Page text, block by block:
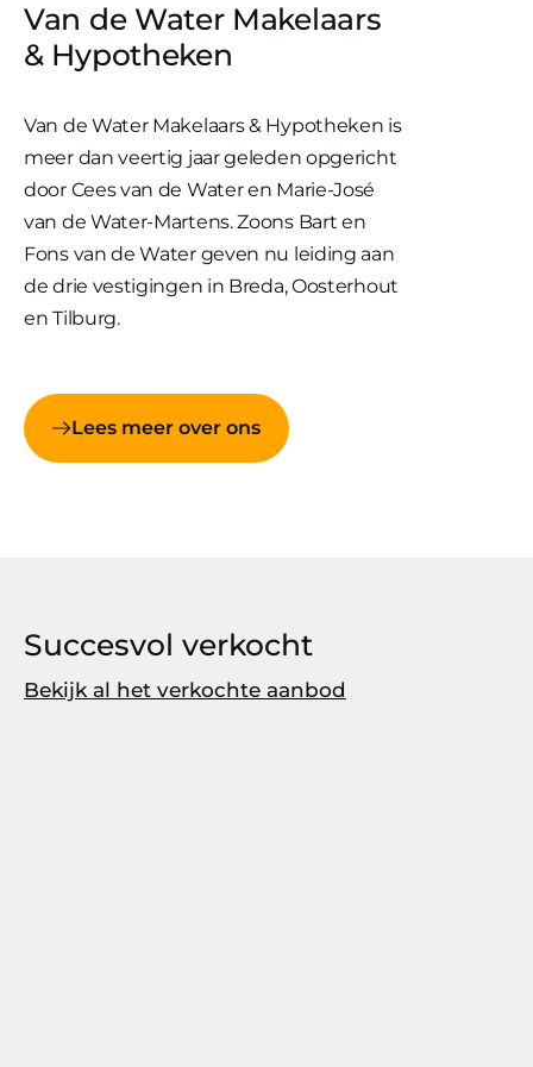
Van de Water Makelaars
& Hypotheken
Van de Water Makelaars & Hypotheken is
meer dan veertig jaar geleden opgericht
door Cees van de Water en Marie-José
van de Water-Martens. Zoons Bart en
Fons van de Water geven nu leiding aan
de drie vestigingen in Breda, Oosterhout
en Tilburg.
Lees meer over ons
Succesvol verkocht
Bekijk al het verkochte aanbod